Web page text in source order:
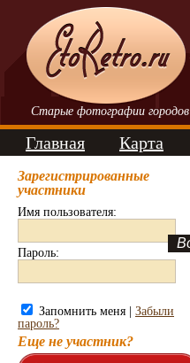
Старые фотографии городов
Главная Карта
Зарегистрированные
участники
Имя пользователя:
Пароль:
Запомнить меня | Забыли
пароль?
Еще не участник?